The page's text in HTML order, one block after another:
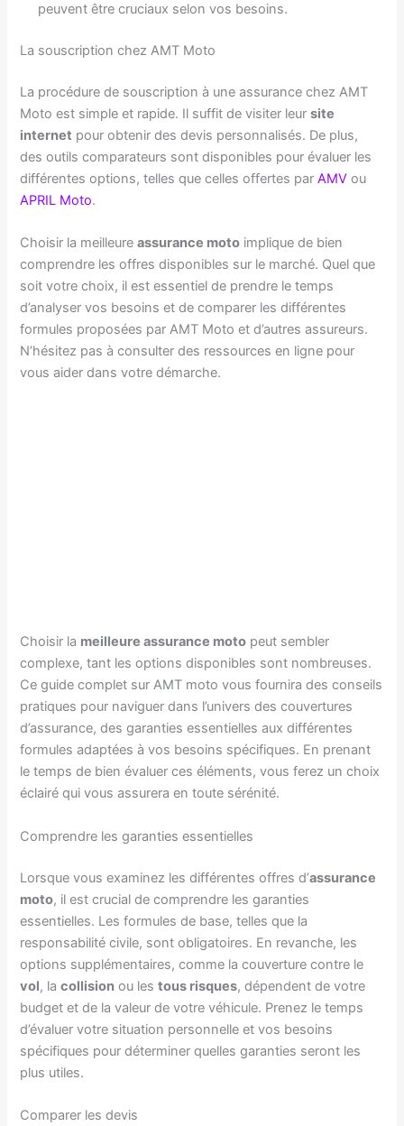
peuvent être cruciaux selon vos besoins.
La souscription chez AMT Moto
La procédure de souscription à une assurance chez AMT
Moto est simple et rapide. Il suffit de visiter leursite
internet pour obtenir des devis personnalisés. De plus,
des outils comparateurs sont disponibles pour évaluer les
différentes options, telles que celles offertes parAMV ou
APRIL Moto.
Choisir la meilleureassurance moto implique de bien
comprendre les offres disponibles sur le marché. Quel que
soit votre choix, il est essentiel de prendre le temps
d’analyser vos besoins et de comparer les différentes
formules proposées par AMT Moto et d’autres assureurs.
N’hésitez pas à consulter des ressources en ligne pour
vous aider dans votre démarche.
Choisir la meilleure assurance moto peut sembler
complexe, tant les options disponibles sont nombreuses.
Ce guide complet sur AMT moto vous fournira des conseils
pratiques pour naviguer dans l’univers des couvertures
d’assurance, des garanties essentielles aux différentes
formules adaptées à vos besoins spécifiques. En prenant
le temps de bien évaluer ces éléments, vous ferez un choix
éclairé qui vous assurera en toute sérénité.
Comprendre les garanties essentielles
Lorsque vous examinez les différentes offres d’assurance
moto, il est crucial de comprendre les garanties
essentielles. Les formules de base, telles que la
responsabilité civile, sont obligatoires. En revanche, les
options supplémentaires, comme la couverture contre le
vol, lacollision ou lestous risques, dépendent de votre
budget et de la valeur de votre véhicule. Prenez le temps
d’évaluer votre situation personnelle et vos besoins
spécifiques pour déterminer quelles garanties seront les
plus utiles.
Comparer les devis